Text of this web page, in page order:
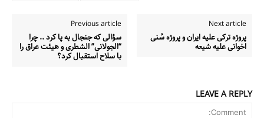
Previous article
سؤالی که جنجال به پا کرد .. چرا
“الجولانی” الشطری و هیئت عراق را
با سلاح استقبال کرد؟
Next article
پروژه ترکی علیه ایران و پروژه سُنی
اخوانی علیه شیعه
LEAVE A REPLY